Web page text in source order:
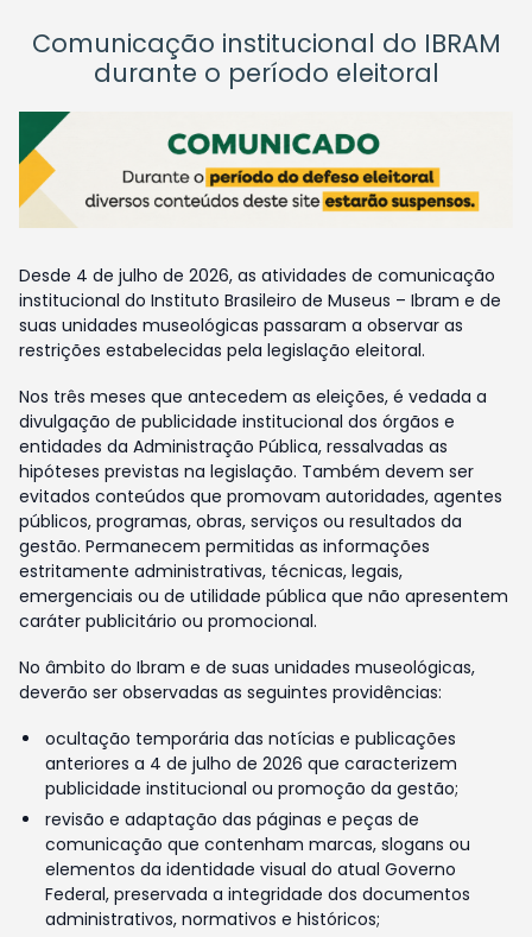
Comunicação institucional do IBRAM
durante o período eleitoral
Desde 4 de julho de 2026, as atividades de comunicação
institucional do Instituto Brasileiro de Museus – Ibram e de
suas unidades museológicas passaram a observar as
restrições estabelecidas pela legislação eleitoral.
Nos três meses que antecedem as eleições, é vedada a
divulgação de publicidade institucional dos órgãos e
entidades da Administração Pública, ressalvadas as
hipóteses previstas na legislação. Também devem ser
evitados conteúdos que promovam autoridades, agentes
públicos, programas, obras, serviços ou resultados da
gestão. Permanecem permitidas as informações
estritamente administrativas, técnicas, legais,
emergenciais ou de utilidade pública que não apresentem
caráter publicitário ou promocional.
No âmbito do Ibram e de suas unidades museológicas,
deverão ser observadas as seguintes providências:
ocultação temporária das notícias e publicações
anteriores a 4 de julho de 2026 que caracterizem
publicidade institucional ou promoção da gestão;
revisão e adaptação das páginas e peças de
comunicação que contenham marcas, slogans ou
elementos da identidade visual do atual Governo
Federal, preservada a integridade dos documentos
administrativos, normativos e históricos;